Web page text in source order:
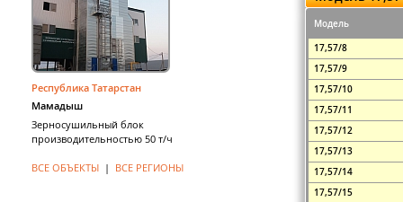
Модель
17,57/8
17,57/9
17,57/10
17,57/11
17,57/12
17,57/13
17,57/14
17,57/15
Республика Татарстан
Мамадыш
Зерносушильный блок
производительностью 50 т/ч
ВСЕ ОБЪЕКТЫ | ВСЕ РЕГИОНЫ